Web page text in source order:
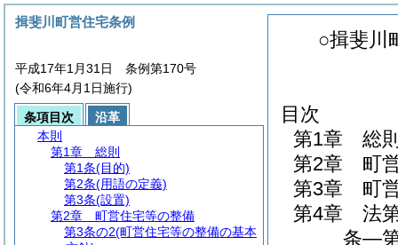
○揖斐川
目次
第1章
総
第2章
町
第3章
町
第4章
法
条―
揖斐川町営住宅条例
平成17年1月31日 条例第170号
(令和6年4月1日施行)
条項目次
沿革
本則
第1章
総則
第1条(目的)
第2条(用語の定義)
第3条(設置)
第2章
町営住宅等の整備
第3条の2(町営住宅等の整備の基本